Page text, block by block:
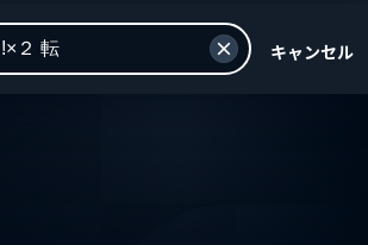
キャンセル